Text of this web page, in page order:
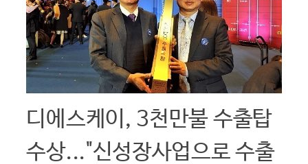
디에스케이, 3천만불 수출탑
수상..."신성장사업으로 수출